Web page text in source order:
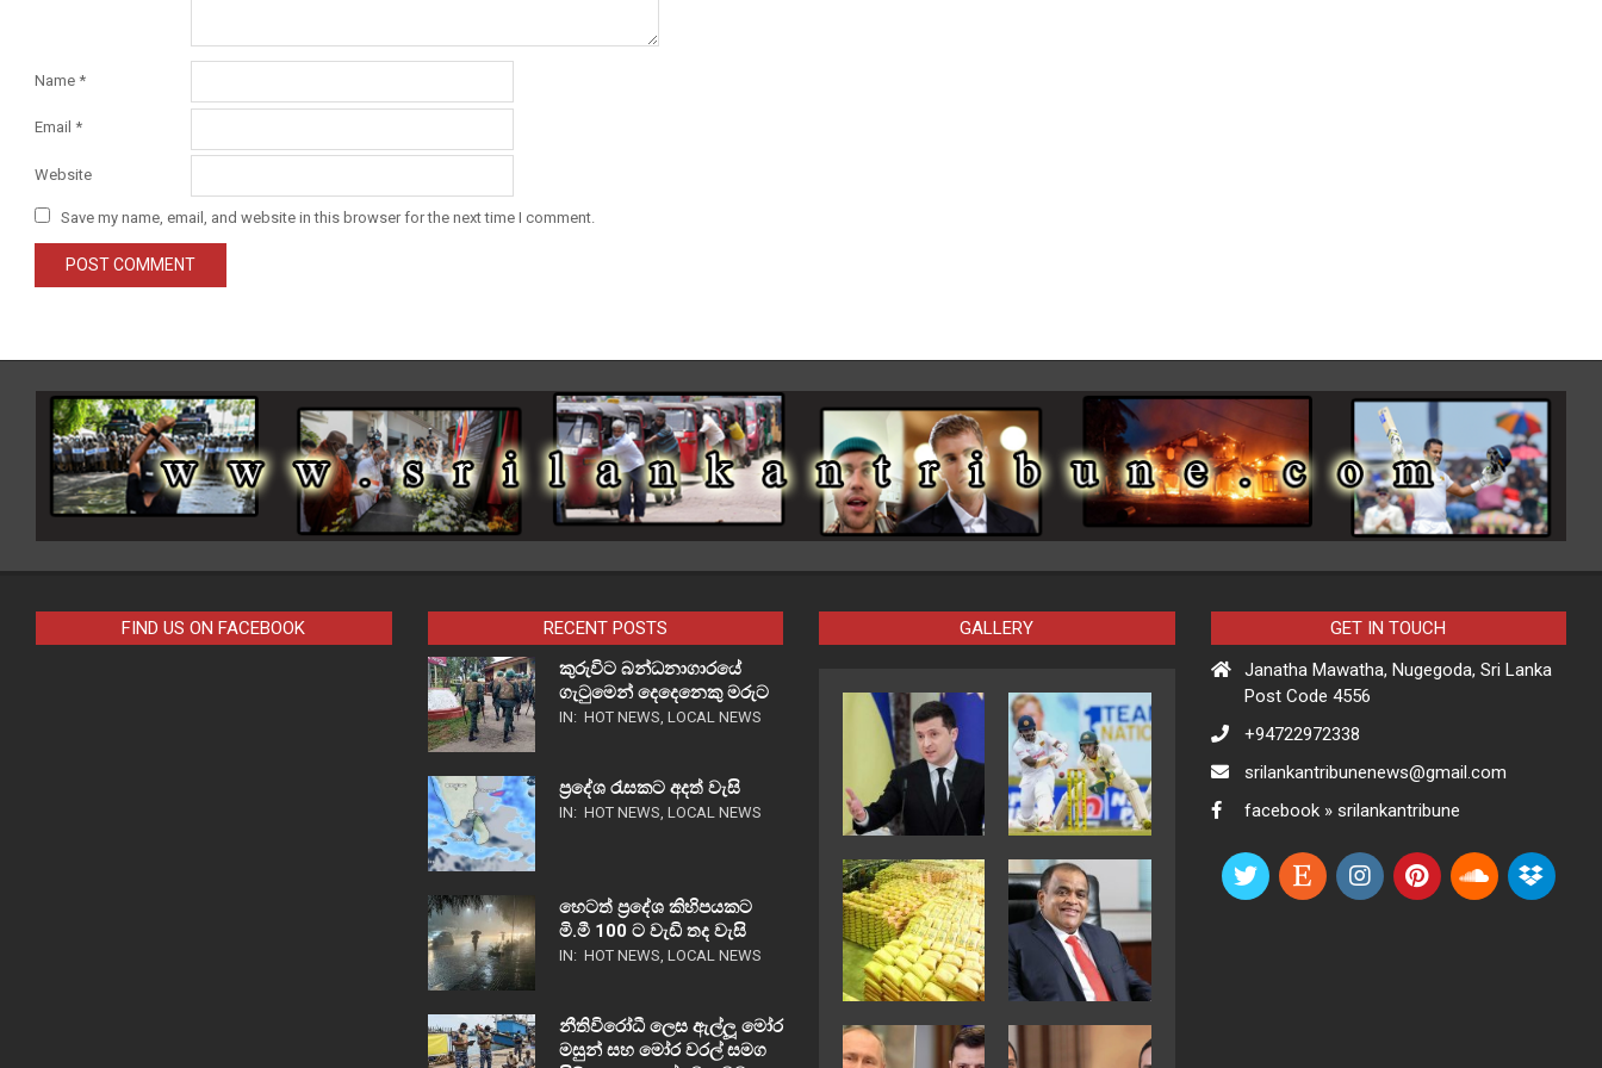
Name *
Email *
Website
Save my name, email, and website in this browser for the next time I comment.
FIND US ON FACEBOOK
RECENT POSTS
කුරුවිට බන්ධනාගාරයේ
ගැටුමෙන් දෙදෙනෙකු මරුට
IN: HOT NEWS, LOCAL NEWS
ප්‍රදේශ රැසකට අදත් වැසි
IN: HOT NEWS, LOCAL NEWS
හෙටත් ප්‍රදේශ කිහිපයකට
මි.මී 100 ට වැඩි තද වැසි
IN: HOT NEWS, LOCAL NEWS
නීතිවිරෝධී ලෙස ඇල්ලූ මෝර
මසුන් සහ මෝර වරල් සමග
GALLERY
GET IN TOUCH
Janatha Mawatha, Nugegoda, Sri Lanka
Post Code 4556
+94722972338
srilankantribunenews@gmail.com
facebook » srilankantribune